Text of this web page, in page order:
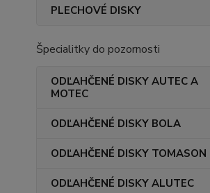
PLECHOVÉ DISKY
Špecialitky do pozornosti
ODĽAHČENÉ DISKY AUTEC A
MOTEC
ODĽAHČENÉ DISKY BOLA
ODĽAHČENÉ DISKY TOMASON
ODĽAHČENÉ DISKY ALUTEC